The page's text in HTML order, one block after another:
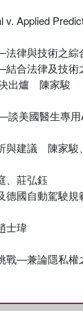
v. Applied
法律與技術之
結合法律及技
出爐 陳家駿
談美國醫生專
與建議 陳家駿
、莊弘鈺
德國自動駕駛
士瑋
戰―兼論隱私